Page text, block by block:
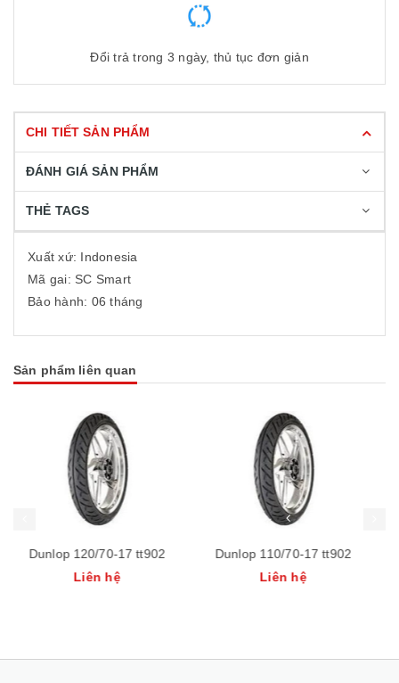
Đổi trả trong 3 ngày, thủ tục đơn giản
CHI TIẾT SẢN PHẨM
ĐÁNH GIÁ SẢN PHẨM
THẺ TAGS
Xuất xứ: Indonesia
Mã gai: SC Smart
Bảo hành: 06 tháng
Sản phẩm liên quan
Dunlop 110/70-17 tt902
Liên hệ
Dunlop 100/70-17 tt902
Liên hệ